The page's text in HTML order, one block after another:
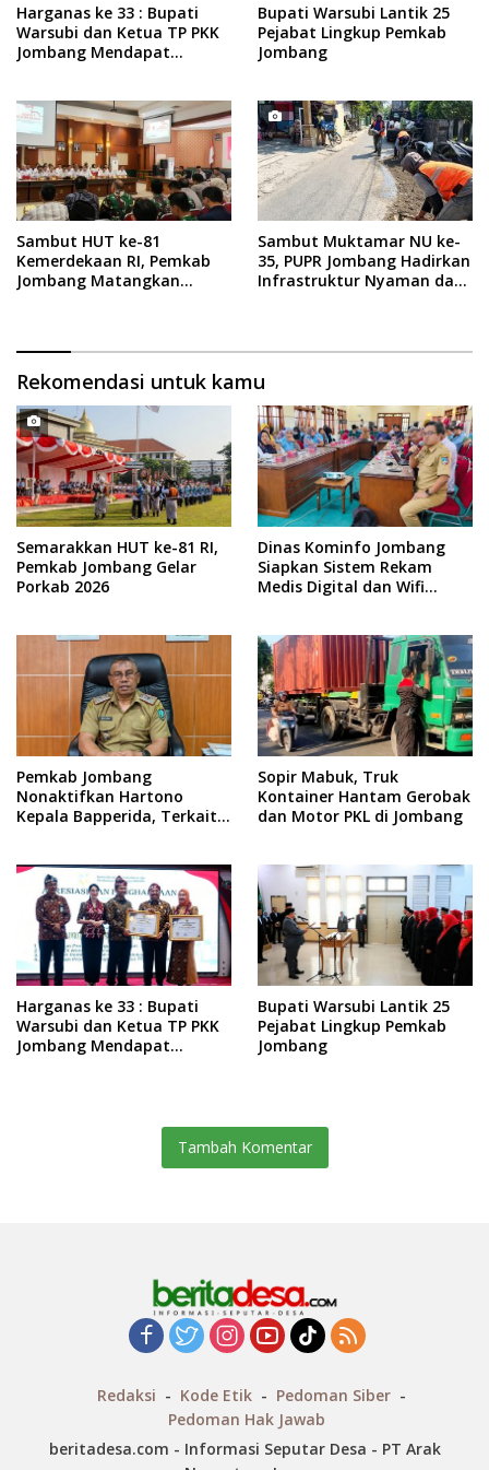
Harganas ke 33 : Bupati
Warsubi dan Ketua TP PKK
Jombang Mendapat
Bupati Warsubi Lantik 25
Pejabat Lingkup Pemkab
Jombang
Sambut HUT ke-81
Kemerdekaan RI, Pemkab
Jombang Matangkan
Sambut Muktamar NU ke-
35, PUPR Jombang Hadirkan
Infrastruktur Nyaman dan
Rekomendasi untuk kamu
Semarakkan HUT ke-81 RI,
Pemkab Jombang Gelar
Porkab 2026
Dinas Kominfo Jombang
Siapkan Sistem Rekam
Medis Digital dan Wifi
Pemkab Jombang
Nonaktifkan Hartono
Kepala Bapperida, Terkait
Sopir Mabuk, Truk
Kontainer Hantam Gerobak
dan Motor PKL di Jombang
Harganas ke 33 : Bupati
Warsubi dan Ketua TP PKK
Jombang Mendapat
Bupati Warsubi Lantik 25
Pejabat Lingkup Pemkab
Jombang
Tambah Komentar
Redaksi Kode Etik
Pedoman Siber
Pedoman Hak Jawab
beritadesa.com - Informasi Seputar Desa - PT Arak